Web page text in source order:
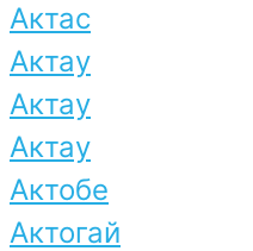
Актас
Актау
Актау
Актау
Актобе
Актогай